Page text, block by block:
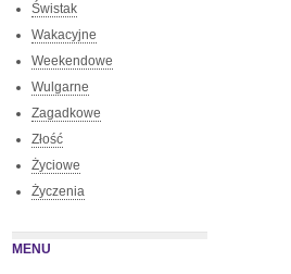
Świstak
Wakacyjne
Weekendowe
Wulgarne
Zagadkowe
Złość
Życiowe
Życzenia
MENU